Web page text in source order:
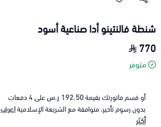
شنطة فالنتينو أدا صناعية أسود
770
متوفر
أو قسم فاتورتك بقيمة192.50 ر.س على4دفعات
بدون رسوم تأخير، متوافقة مع الشريعة الإسلاميةاعرف
أكثر